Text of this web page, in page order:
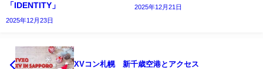
「IDENTITY」
2025年12月23日
2025年12月21日
XVコン札幌 新千歳空港とアクセス